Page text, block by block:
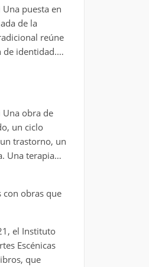
puesta en
de la
reúne
de identidad.…
Una obra de
un ciclo
trastorno, un
Una terapia…
con obras que
el Instituto
Escénicas
que